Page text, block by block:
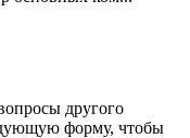
другого
форму, чтобы